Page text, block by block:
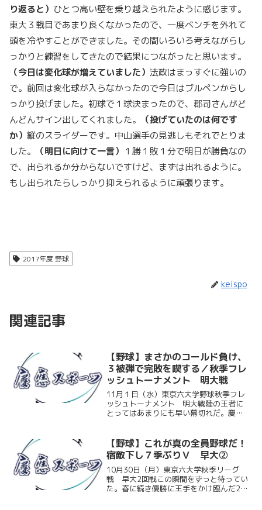
り返ると） ひとつ高い壁を乗り越えられたように感じます。
東大３戦目であまり良くなかったので、一度ベンチを外れて
頭を冷やすことができました。その間いろいろ考えながらし
っかりと練習をしてきたので結果につながったと思います。
（今日は変化球が増えていました） 法政はまっすぐに強いの
で。前回は変化球が入らなかったので今日はブルペンからし
っかり投げました。初球で１球決まったので、郡司さんがど
んどんサイン出してくれました。
（投げていたのは何です
か） 縦のスライダーです。中山選手の見逃しもそれでとりま
した。
（明日に向けて一言） １勝１敗１分で明日が勝負なの
で、出られるか分からないですけど、まずは出れるように。
もし出られたらしっかり抑えられるように頑張ります。
2017年度 野球
keispo
関連記事
【野球】まさかのコールド負け、
３被弾で完敗を喫する／秋季フレ
ッシュトーナメント 明大戦
11月１日（水）東京六大学野球秋季フレ
ッシュトーナメント 明大戦陸の王者に
とってはあまりにも早い幕切れだ。慶大
回に３ランを浴びて先制されると、その
後も２本の本塁打で大量...
【野球】これが真の全員野球だ！
宿敵下し７季ぶりＶ 早大②
10月30日（月）東京六大学秋季リーグ
戦 早大2回戦この瞬間をずっと待ってい
た。春に続き優勝に王手をかけ臨んだ2回